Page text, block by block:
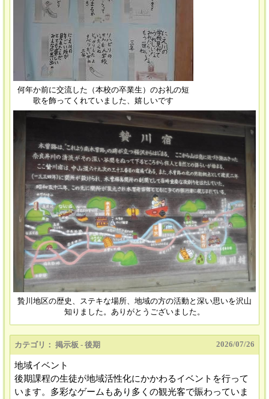
何年か前に交流した（本校の卒業生）のお礼の短
歌を飾ってくれていました、嬉しいです
贄川地区の歴史、ステキな場所、地域の方の活動と深い思いを沢山
知りました。ありがとうございました。
カテゴリ： 掲示板 - 後期 2026/07/26
地域イベント
後期課程の生徒が地域活性化にかかわるイベントを行って
います。多彩なゲームもあり多くの観光客で賑わっていま